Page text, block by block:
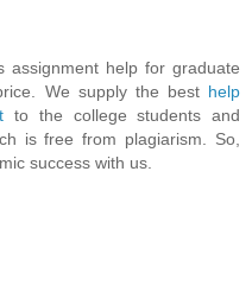
assignment help for graduate
We supply the best help
to the college students and
is free from plagiarism. So,
success with us.